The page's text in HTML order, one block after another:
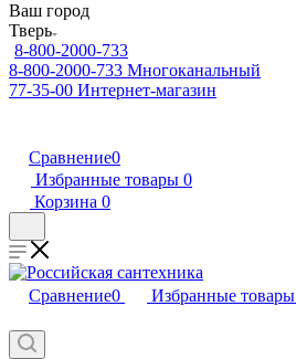
Ваш город
Тверь
8-800-2000-733
8-800-2000-733 Многоканальный
77-35-00 Интернет-магазин
Сравнение0
Избранные товары 0
Корзина 0
Сравнение0 Избранные товары